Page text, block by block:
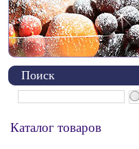
Поиск
Каталог товаров